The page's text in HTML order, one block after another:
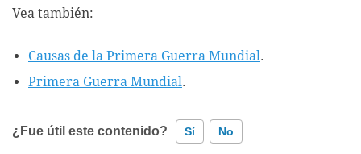
Vea también:
Causas de la Primera Guerra Mundial.
Primera Guerra Mundial.
¿Fue útil este contenido? Sí No